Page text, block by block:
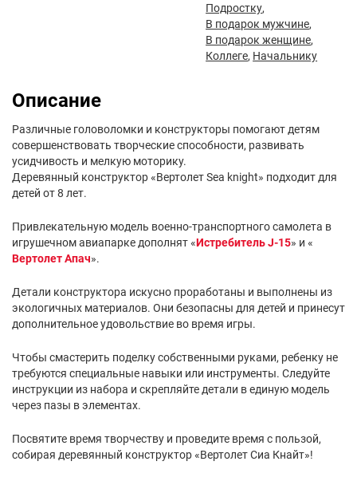
Подростку,
В подарок мужчине,
В подарок женщине,
Коллеге, Начальнику
Описание
Различные головоломки и конструкторы помогают детям
совершенствовать творческие способности, развивать
усидчивость и мелкую моторику.
Деревянный конструктор «Вертолет Sea knight» подходит для
детей от 8 лет.
Привлекательную модель военно-транспортного самолета в
игрушечном авиапарке дополнят «Истребитель J-15» и «
Вертолет Апач».
Детали конструктора искусно проработаны и выполнены из
экологичных материалов. Они безопасны для детей и принесут
дополнительное удовольствие во время игры.
Чтобы смастерить поделку собственными руками, ребенку не
требуются специальные навыки или инструменты. Следуйте
инструкции из набора и скрепляйте детали в единую модель
через пазы в элементах.
Посвятите время творчеству и проведите время с пользой,
собирая деревянный конструктор «Вертолет Сиа Кнайт»!